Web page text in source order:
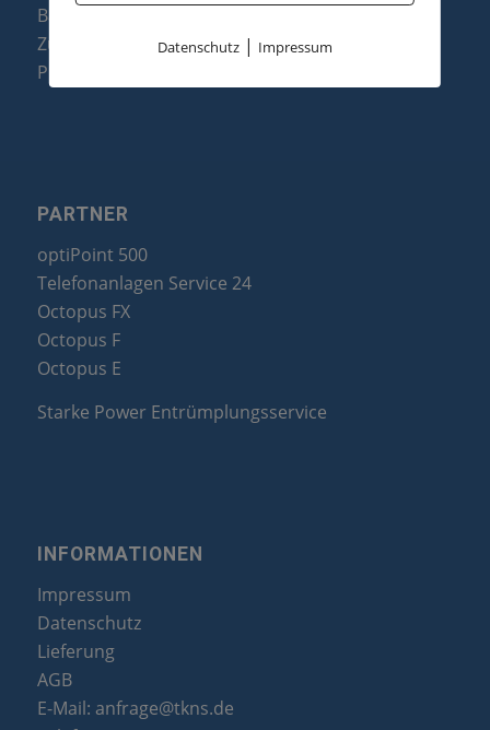
Baugruppen
Zubehör & Ersatzteile
Produktzusammenfassung
PARTNER
optiPoint 500
Telefonanlagen Service 24
Octopus FX
Octopus F
Octopus E
Starke Power Entrümplungsservice
INFORMATIONEN
Impressum
Datenschutz
Lieferung
AGB
E-Mail: anfrage@tkns.de
Datenschutz| Impressum